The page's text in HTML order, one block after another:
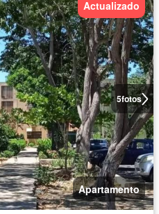
5fotos
Actualizado
Apartamento